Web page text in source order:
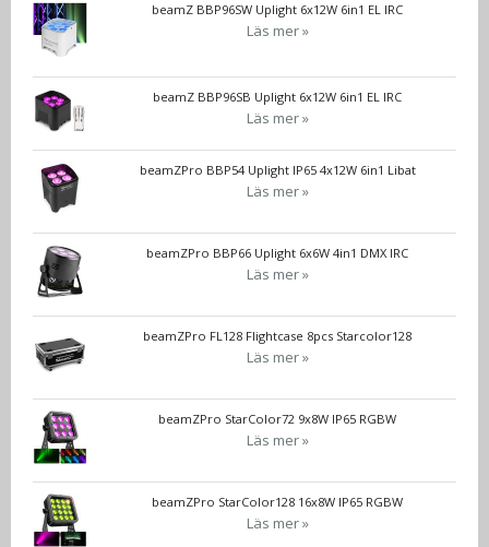
beamZ BBP96SW Uplight 6x12W 6in1 EL IRC
Läs mer »
beamZ BBP96SB Uplight 6x12W 6in1 EL IRC
Läs mer »
beamZPro BBP54 Uplight IP65 4x12W 6in1 Libat
Läs mer »
beamZPro BBP66 Uplight 6x6W 4in1 DMX IRC
Läs mer »
beamZPro FL128 Flightcase 8pcs Starcolor128
Läs mer »
beamZPro StarColor72 9x8W IP65 RGBW
Läs mer »
beamZPro StarColor128 16x8W IP65 RGBW
Läs mer »